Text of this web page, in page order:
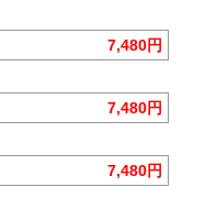
7,480円
7,480円
7,480円